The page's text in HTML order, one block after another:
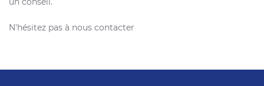
N'hésitez pas à nous contacter